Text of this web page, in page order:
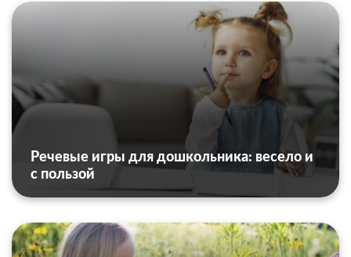
Речевые игры для дошкольника: весело и
с пользой